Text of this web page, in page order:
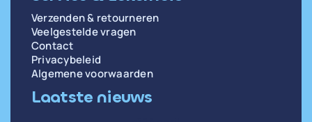
Verzenden & retourneren
Veelgestelde vragen
Contact
Privacybeleid
Algemene voorwaarden
Laatste nieuws